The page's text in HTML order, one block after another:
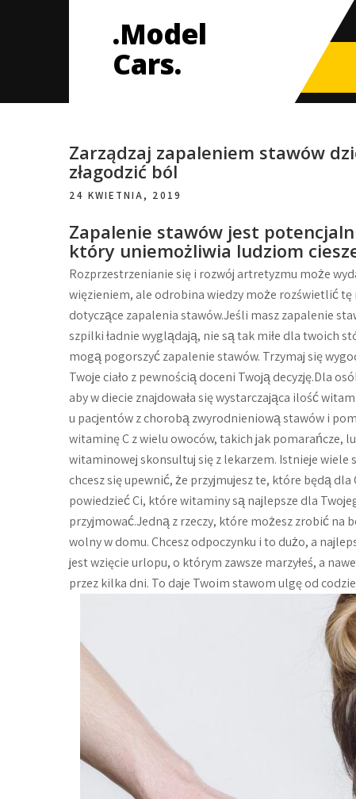
.Model
Cars.
Zarządzaj zapaleniem stawów
złagodzić ból
24 KWIETNIA, 2019
Zapalenie stawów jest
który uniemożliwia ludziom
Rozprzestrzenianie się i rozwój artretyzmu może
więzieniem, ale odrobina wiedzy może rozświetlić tę
dotyczące zapalenia stawów.Jeśli masz zapalenie
szpilki ładnie wyglądają, nie są tak miłe dla twoich
mogą pogorszyć zapalenie stawów. Trzymaj się
Twoje ciało z pewnością doceni Twoją decyzję.Dla
aby w diecie znajdowała się wystarczająca ilość
u pacjentów z chorobą zwyrodnieniową stawów i
witaminę C z wielu owoców, takich jak pomarańcze,
witaminowej skonsultuj się z lekarzem. Istnieje
chcesz się upewnić, że przyjmujesz te, które będą
powiedzieć Ci, które witaminy są najlepsze dla
przyjmować.Jedną z rzeczy, które możesz zrobić na
wolny w domu. Chcesz odpoczynku i to dużo, a
jest wzięcie urlopu, o którym zawsze marzyłeś, a
przez kilka dni. To daje Twoim stawom ulgę od